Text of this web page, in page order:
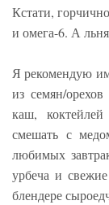
Кстати,
и омега-6. А
Я рекомендую
из семян/
каш,
смешать с
любимых
урбеча и
блендере